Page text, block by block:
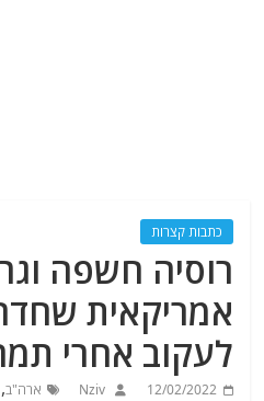
כתבות קצרות
רוסיה חשפה
אמריקאית
לעקוב אחרי
12/02/2022
Nziv ארה"ב,